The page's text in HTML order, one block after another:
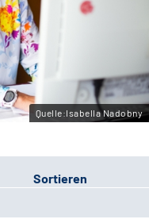
Quelle:Isabella Nadobny
Sortieren